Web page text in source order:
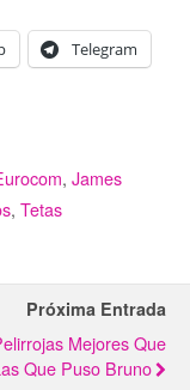
Telegram
, James
, Tetas
Próxima Entrada
Mejores Que
Que Puso Bruno